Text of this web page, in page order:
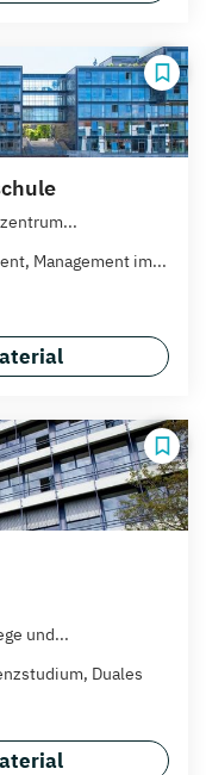
Management im...
und...
Duales